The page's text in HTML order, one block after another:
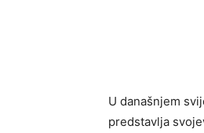
U današnjem
predstavlja